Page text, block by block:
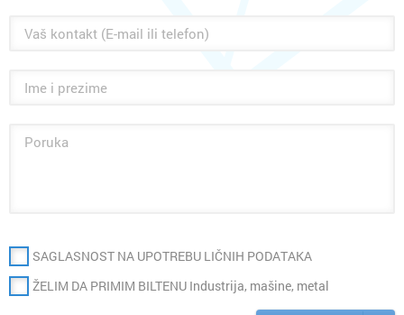
SAGLASNOST NA UPOTREBU LIČNIH PODATAKA
ŽELIM DA PRIMIM BILTENU Industrija, mašine, metal